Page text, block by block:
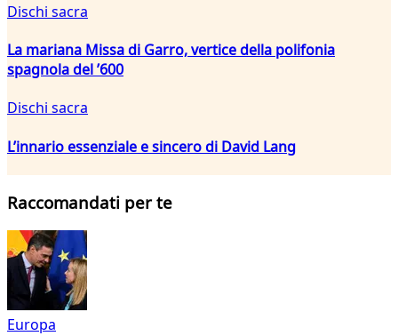
Dischi sacra
La mariana Missa di Garro, vertice della polifonia
spagnola del ’600
Dischi sacra
L’innario essenziale e sincero di David Lang
Raccomandati per te
Europa